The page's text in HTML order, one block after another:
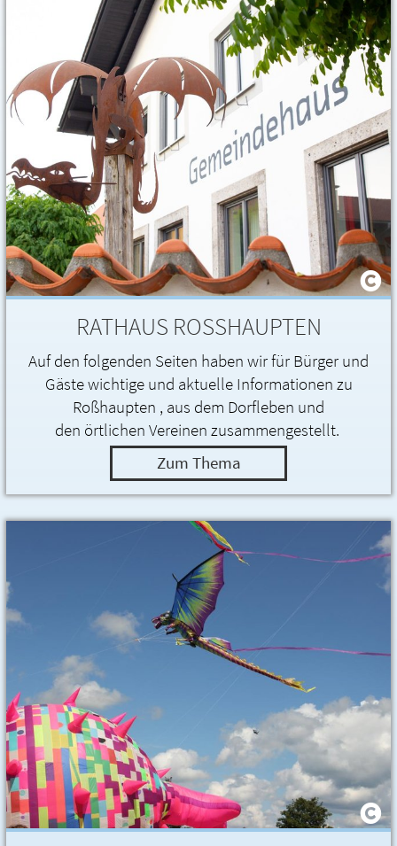
RATHAUS ROSSHAUPTEN
Auf den folgenden Seiten haben wir für Bürger und
Gäste wichtige und aktuelle Informationen zu
Roßhaupten , aus dem Dorfleben und
den örtlichen Vereinen zusammengestellt.
Zum Thema